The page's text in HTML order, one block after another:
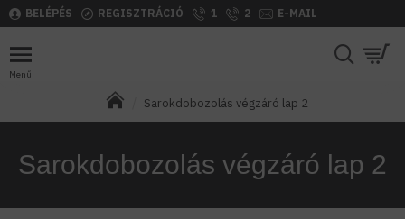
BELÉPÉS REGISZTRÁCIÓ 1 2 E-MAIL
Sarokdobozolás végzáró lap 2
Sarokdobozolás végzáró lap 2